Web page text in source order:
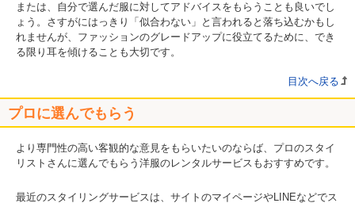
または、自分で選んだ服に対してアドバイスをもらうことも良いでし
ょう。さすがにはっきり「似合わない」と言われると落ち込むかもし
れませんが、ファッションのグレードアップに役立てるために、でき
る限り耳を傾けることも大切です。
目次へ戻る
プロに選んでもらう
より専門性の高い客観的な意見をもらいたいのならば、プロのスタイ
リストさんに選んでもらう洋服のレンタルサービスもおすすめです。
最近のスタイリングサービスは、サイトのマイページやLINEなどでス